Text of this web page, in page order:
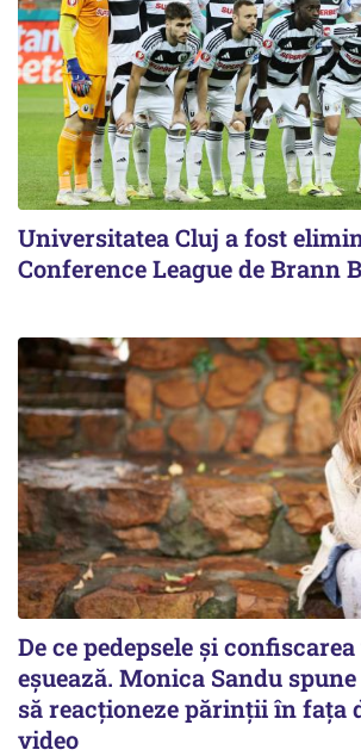
Universitatea Cluj a fost
Conference League de Brann
De ce pedepsele și
eșuează. Monica Sandu
să reacționeze părinții în fața
video